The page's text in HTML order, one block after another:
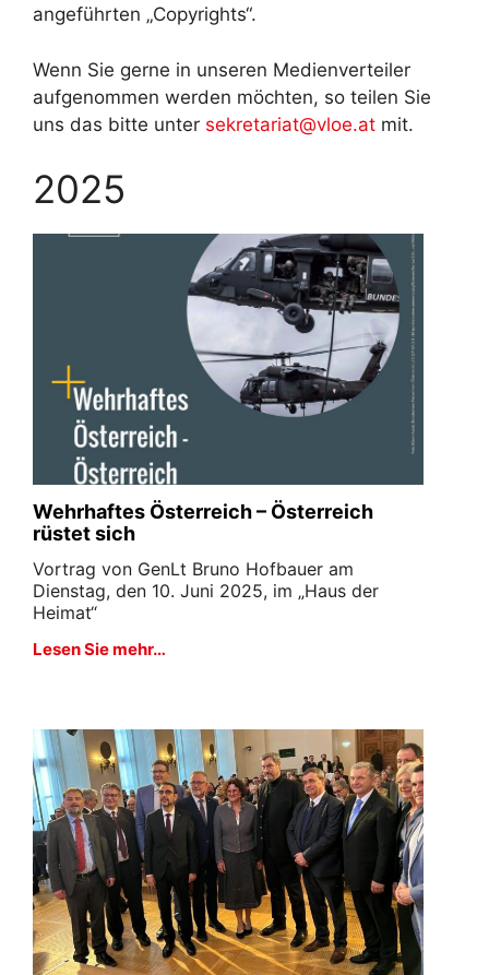
angeführten „Copyrights“.
Wenn Sie gerne in unseren Medienverteiler
aufgenommen werden möchten, so teilen Sie
uns das bitte unter sekretariat@vloe.at mit.
2025
Wehrhaftes Österreich – Österreich
rüstet sich
Vortrag von GenLt Bruno Hofbauer am
Dienstag, den 10. Juni 2025, im „Haus der
Heimat“
Lesen Sie mehr…